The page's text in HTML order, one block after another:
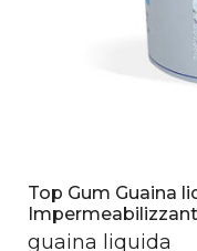
Top Gum Guaina
guaina liquida